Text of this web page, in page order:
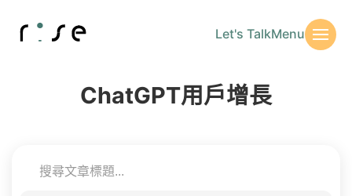
Let's TalkMenu
ChatGPT用戶增長